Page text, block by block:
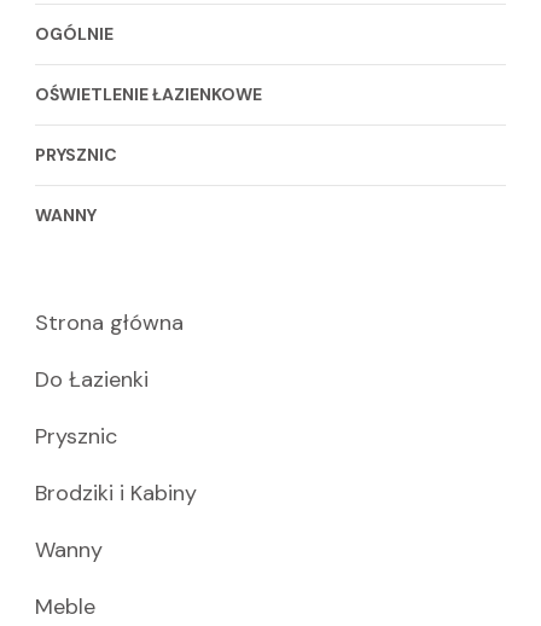
OGÓLNIE
OŚWIETLENIE ŁAZIENKOWE
PRYSZNIC
WANNY
Strona główna
Do Łazienki
Prysznic
Brodziki i Kabiny
Wanny
Meble